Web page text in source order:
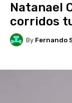
Natanael
corridos
By Fernando